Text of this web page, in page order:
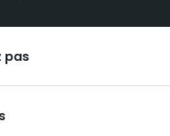
pas
en Grand Est